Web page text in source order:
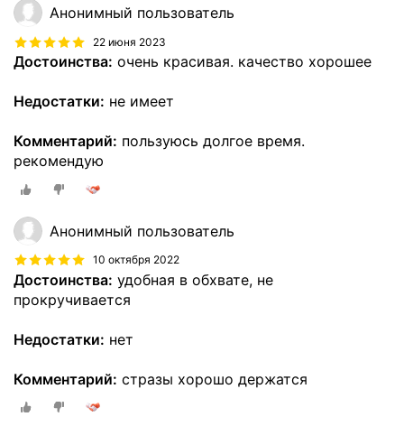
Анонимный пользователь
22 июня 2023
Достоинства: очень красивая. качество хорошее
Недостатки: не имеет
Комментарий: пользуюсь долгое время.
рекомендую
Анонимный пользователь
10 октября 2022
Достоинства: удобная в обхвате, не
прокручивается
Недостатки: нет
Комментарий: стразы хорошо держатся